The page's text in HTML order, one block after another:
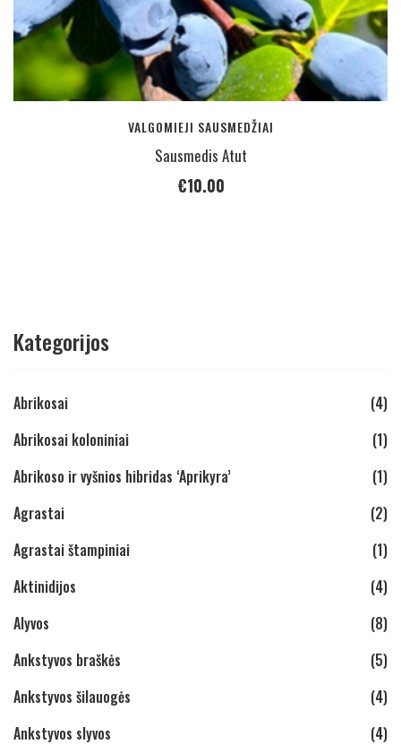
VALGOMIEJI SAUSMEDŽIAI
Sausmedis Atut
€10.00
Kategorijos
Abrikosai
(4)
Abrikosai koloniniai
(1)
Abrikoso ir vyšnios hibridas ‘Aprikyra’
(1)
Agrastai
(2)
Agrastai štampiniai
(1)
Aktinidijos
(4)
Alyvos
(8)
Ankstyvos braškės
(5)
Ankstyvos šilauogės
(4)
Ankstyvos slyvos
(4)